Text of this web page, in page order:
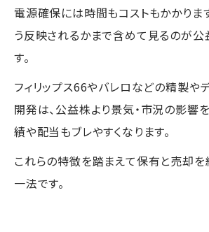
電源確保には時間もコストもかかりま
う反映されるかまで含めて見るのが公
す。
フィリップス66やバレロなどの精製や
開発は、公益株より景気・市況の影響
績や配当もブレやすくなります。
これらの特徴を踏まえて保有と売却
一法です。